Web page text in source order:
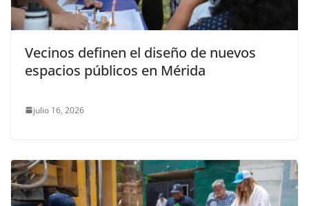
Vecinos definen el diseño de nuevos
espacios públicos en Mérida
julio 16, 2026